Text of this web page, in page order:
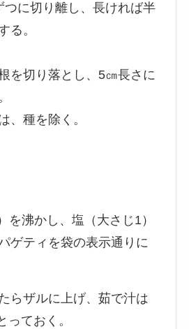
つに切り離し、長ければ半
る。
を切り落とし、5㎝長さに
、種を除く。
を沸かし、塩（大さじ1）
ゲティを袋の表示通りに
らザルに上げ、茹で汁は
ておく。